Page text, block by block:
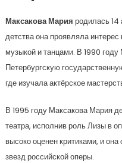
Максакова Мария родилась 14
детства она проявляла
музыкой и танцами. В 1990
Петербургскую
где изучала актёрское
В 1995 году Максакова Мария
театра, исполнив роль Лизы в
высоко оценен критиками, и
звезд российской оперы.